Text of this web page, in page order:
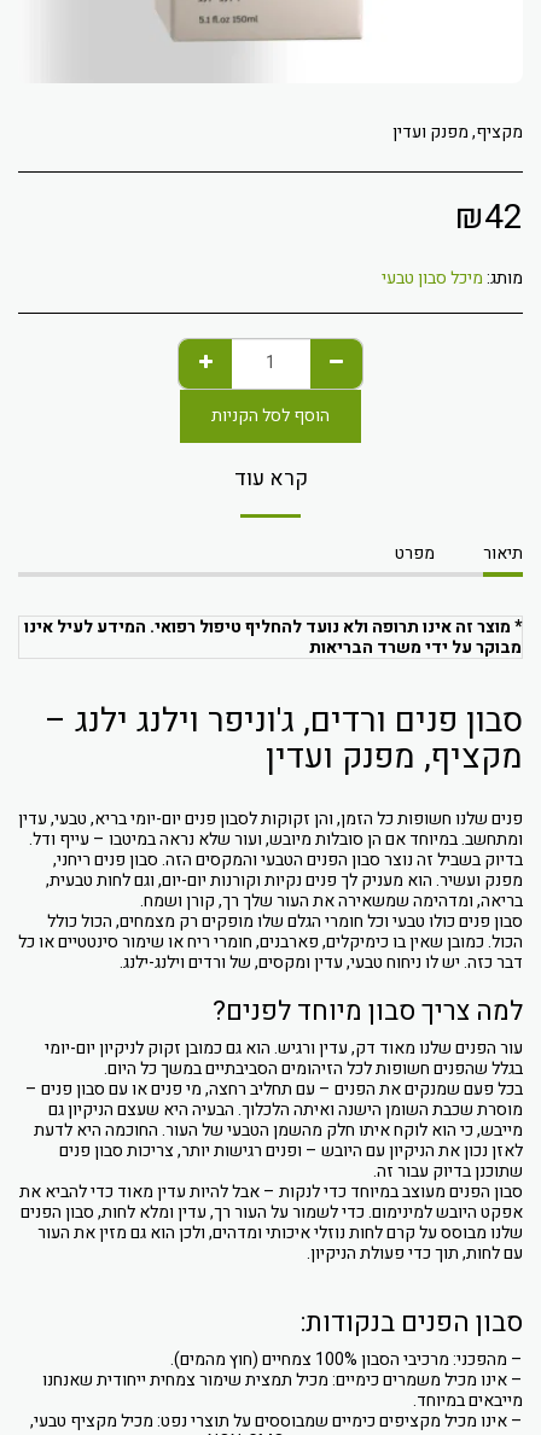
מקציף, מפנק ועדין
₪42
מותג:מיכל סבון טבעי
הוסף לסל הקניות
קרא עוד
תיאור מפרט
* מוצר זה אינו תרופה ולא נועד להחליף טיפול רפואי. המידע לעיל אינו
מבוקר על ידי משרד הבריאות
סבון פנים ורדים, ג'וניפר וילנג ילנג –
מקציף, מפנק ועדין
פנים שלנו חשופות כל הזמן, והן זקוקות לסבון פנים יום-יומי בריא, טבעי, עדין
ומתחשב. במיוחד אם הן סובלות מיובש, ועור שלא נראה במיטבו – עייף ודל.
בדיוק בשביל זה נוצר סבון הפנים הטבעי והמקסים הזה. סבון פנים ריחני,
מפנק ועשיר. הוא מעניק לך פנים נקיות וקורנות יום-יום, וגם לחות טבעית,
בריאה, ומדהימה שמשאירה את העור שלך רך, קורן ושמח.
סבון פנים כולו טבעי וכל חומרי הגלם שלו מופקים רק מצמחים, הכול כולל
הכול. כמובן שאין בו כימיקלים, פארבנים, חומרי ריח או שימור סינטטיים או כל
דבר כזה. יש לו ניחוח טבעי, עדין ומקסים, של ורדים וילנג-ילנג.
למה צריך סבון מיוחד לפנים?
עור הפנים שלנו מאוד דק, עדין ורגיש. הוא גם כמובן זקוק לניקיון יום-יומי
בגלל שהפנים חשופות לכל הזיהומים הסביבתיים במשך כל היום.
בכל פעם שמנקים את הפנים – עם תחליב רחצה, מי פנים או עם סבון פנים –
מוסרת שכבת השומן הישנה ואיתה הלכלוך. הבעיה היא שעצם הניקיון גם
מייבש, כי הוא לוקח איתו חלק מהשמן הטבעי של העור. החוכמה היא לדעת
לאזן נכון את הניקיון עם היובש – ופנים רגישות יותר, צריכות סבון פנים
שתוכנן בדיוק עבור זה.
סבון הפנים מעוצב במיוחד כדי לנקות – אבל להיות עדין מאוד כדי להביא את
אפקט היובש למינימום. כדי לשמור על העור רך, עדין ומלא לחות, סבון הפנים
שלנו מבוסס על קרם לחות נוזלי איכותי ומדהים, ולכן הוא גם מזין את העור
עם לחות, תוך כדי פעולת הניקיון.
סבון הפנים בנקודות:
– מהפכני: מרכיבי הסבון 100% צמחיים (חוץ מהמים).
– אינו מכיל משמרים כימיים: מכיל תמצית שימור צמחית ייחודית שאנחנו
מייבאים במיוחד.
– אינו מכיל מקציפים כימיים שמבוססים על תוצרי נפט: מכיל מקציף טבעי,